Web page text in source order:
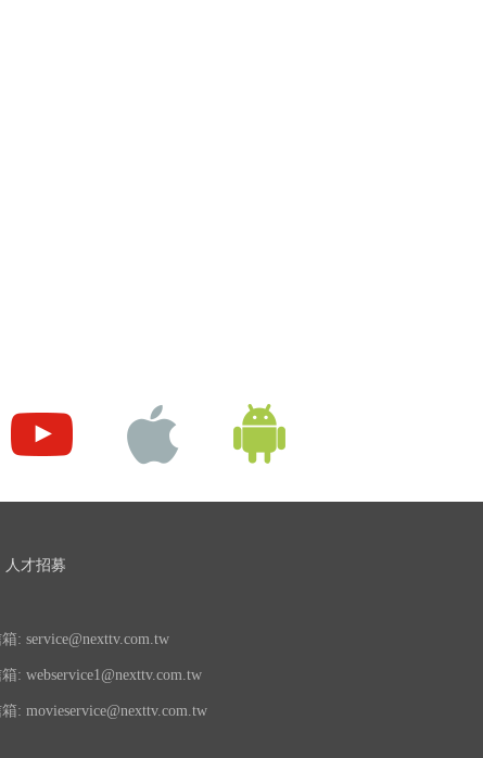
人才招募
: service@nexttv.com.tw
: webservice1@nexttv.com.tw
: movieservice@nexttv.com.tw